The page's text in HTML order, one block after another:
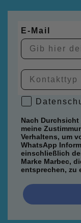
E-Mail
Nach Durchsicht
meine
Verhaltens, um
WhatsApp
einschließlich
Marke Marbec,
entsprechen, zu